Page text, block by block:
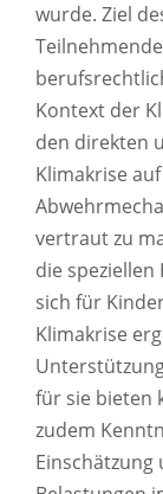
wurde. Ziel
Kontext der
den direkten
Klimakrise
vertraut zu
die
sich für
Klimakrise
für sie bieten
zudem